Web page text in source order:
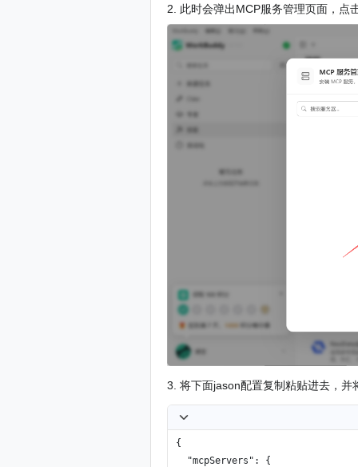
2. 此时会弹出MCP服务管理页面，点
3. 将下面jason配置复制粘贴进去，并
{
  "mcpServers": {